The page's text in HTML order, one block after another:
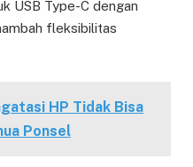
USB Type-C dengan
fleksibilitas
HP Tidak Bisa
Ponsel